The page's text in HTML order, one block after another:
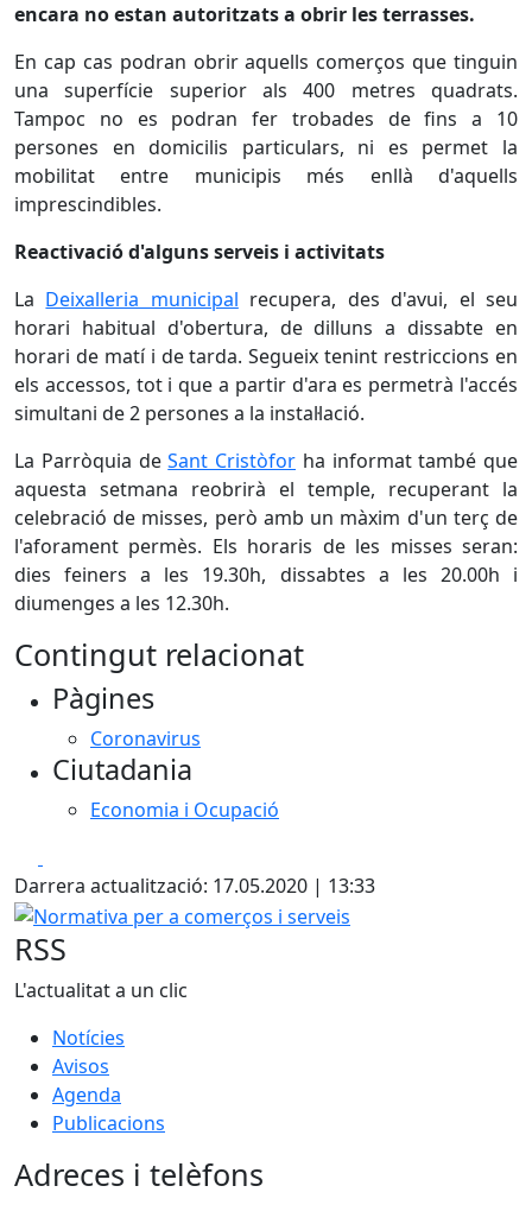
encara no estan autoritzats a obrir les terrasses.
En cap cas podran obrir aquells comerços que tinguin
una superfície superior als 400 metres quadrats.
Tampoc no es podran fer trobades de fins a 10
persones en domicilis particulars, ni es permet la
mobilitat entre municipis més enllà d'aquells
imprescindibles.
Reactivació d'alguns serveis i activitats
La Deixalleria municipal recupera, des d'avui, el seu
horari habitual d'obertura, de dilluns a dissabte en
horari de matí i de tarda. Segueix tenint restriccions en
els accessos, tot i que a partir d'ara es permetrà l'accés
simultani de 2 persones a la instal·lació.
La Parròquia deSant Cristòfor ha informat també que
aquesta setmana reobrirà el temple, recuperant la
celebració de misses, però amb un màxim d'un terç de
l'aforament permès. Els horaris de les misses seran:
dies feiners a les 19.30h, dissabtes a les 20.00h i
diumenges a les 12.30h.
Contingut relacionat
Pàgines
Coronavirus
Ciutadania
Economia i Ocupació
Darrera actualització: 17.05.2020 | 13:33
Normativa per a comerços i serveis
RSS
L'actualitat a un clic
Notícies
Avisos
Agenda
Publicacions
Adreces i telèfons